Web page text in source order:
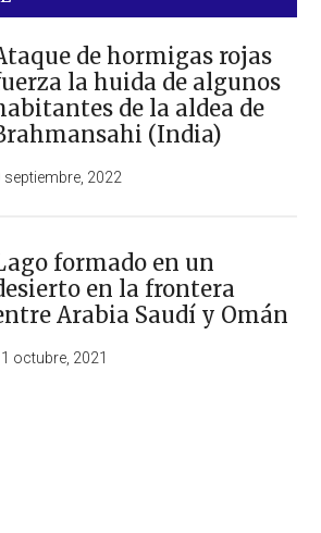
de hormigas rojas
la huida de algunos
de la aldea de
(India)
septiembre, 2022
formado en un
en la frontera
Arabia Saudí y Omán
octubre, 2021